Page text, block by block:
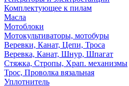
Комплектующее к пилам
Масла
Мотоблоки
Мотокультиваторы, мотобуры
Веревки, Канат, Цепи, Троса
Веревка, Канат, Шнур, Шпагат
Стяжка, Стропы, Храп. механизмы
Трос, Проволка вязальная
Уплотнитель